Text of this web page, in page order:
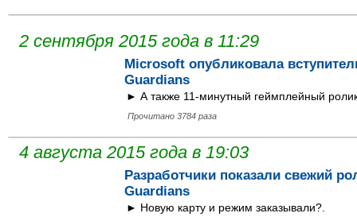
2 сентября 2015 года в 11:29
Microsoft опубликовала
Guardians
► А также 11-минутный геймплейный
Прочитано 3784 раза
4 августа 2015 года в 19:03
Разработчики показали свежий
Guardians
► Новую карту и режим заказывали?.